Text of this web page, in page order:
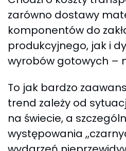
zarówno dostawy
komponentów do
produkcyjnego, jak i
wyrobów gotowych –
To jak bardzo
trend zależy od
na świecie, a
występowania